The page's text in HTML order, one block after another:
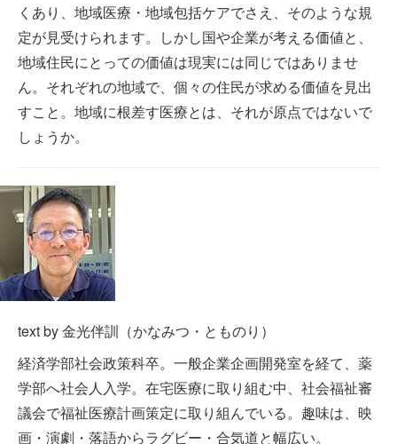
くあり、地域医療・地域包括ケアでさえ、そのような規
定が見受けられます。しかし国や企業が考える価値と、
地域住民にとっての価値は現実には同じではありませ
ん。それぞれの地域で、個々の住民が求める価値を見出
すこと。地域に根差す医療とは、それが原点ではないで
しょうか。
text by 金光伴訓（かなみつ・とものり）
経済学部社会政策科卒。一般企業企画開発室を経て、薬
学部へ社会人入学。在宅医療に取り組む中、社会福祉審
議会で福祉医療計画策定に取り組んでいる。趣味は、映
画・演劇・落語からラグビー・合気道と幅広い。